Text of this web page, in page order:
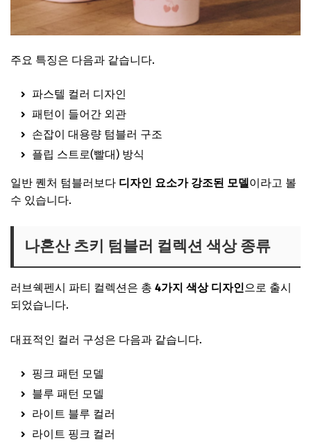
주요 특징은 다음과 같습니다.
파스텔 컬러 디자인
패턴이 들어간 외관
손잡이 대용량 텀블러 구조
플립 스트로(빨대) 방식
일반 퀜처 텀블러보다 디자인 요소가 강조된 모델이라고 볼
수 있습니다.
나혼산 츠키 텀블러 컬렉션 색상 종류
러브쉑펜시 파티 컬렉션은 총 4가지 색상 디자인으로 출시
되었습니다.
대표적인 컬러 구성은 다음과 같습니다.
핑크 패턴 모델
블루 패턴 모델
라이트 블루 컬러
라이트 핑크 컬러